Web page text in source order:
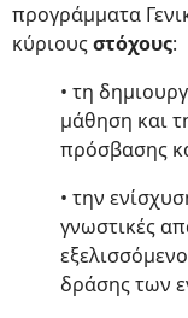
προγράμματα
κύριουςστόχους:
• τη
μάθηση και
πρόσβασης
• την
γνωστικές
δράσης των